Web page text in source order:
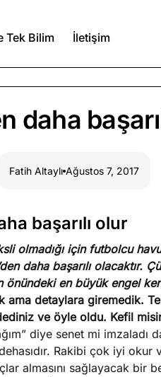
Tek Bilim İletişim
Köşe Yazıları
daha
Fatih Altaylı Ağustos 7, 2017
başarılı olur
olmadığı için futbolcu
daha başarılı olacaktır.
önündeki en büyük engel
ama detaylara giremedik.
ve öyle oldu. Kefil
diye senet mi
Rakibi çok iyi okur
almasını sağlayacak